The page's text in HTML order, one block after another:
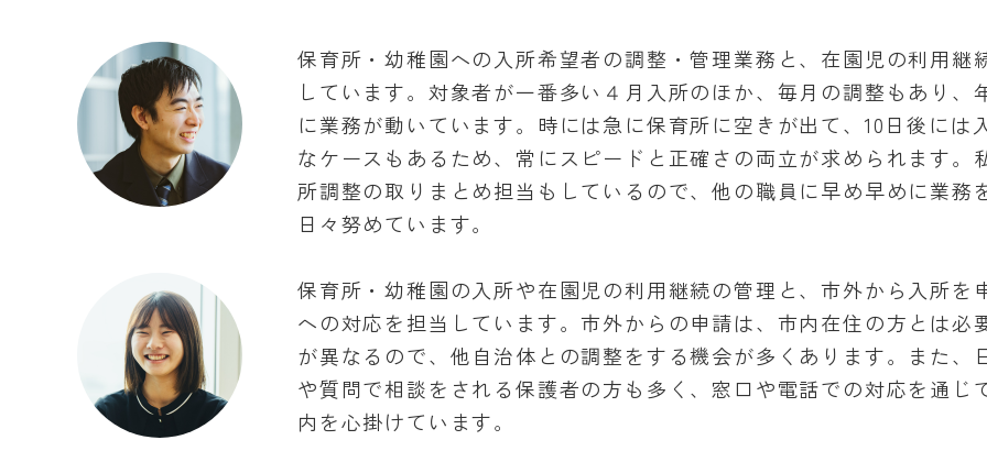
保育所・幼稚園への入所希望者の調整・管理業務と、在園児の利用継
しています。対象者が一番多い４月入所のほか、毎月の調整もあり、
に業務が動いています。時には急に保育所に空きが出て、10日後には
なケースもあるため、常にスピードと正確さの両立が求められます。
所調整の取りまとめ担当もしているので、他の職員に早め早めに業務
日々努めています。
保育所・幼稚園の入所や在園児の利用継続の管理と、市外から入所を
への対応を担当しています。市外からの申請は、市内在住の方とは必
が異なるので、他自治体との調整をする機会が多くあります。また、
や質問で相談をされる保護者の方も多く、窓口や電話での対応を通じ
内を心掛けています。